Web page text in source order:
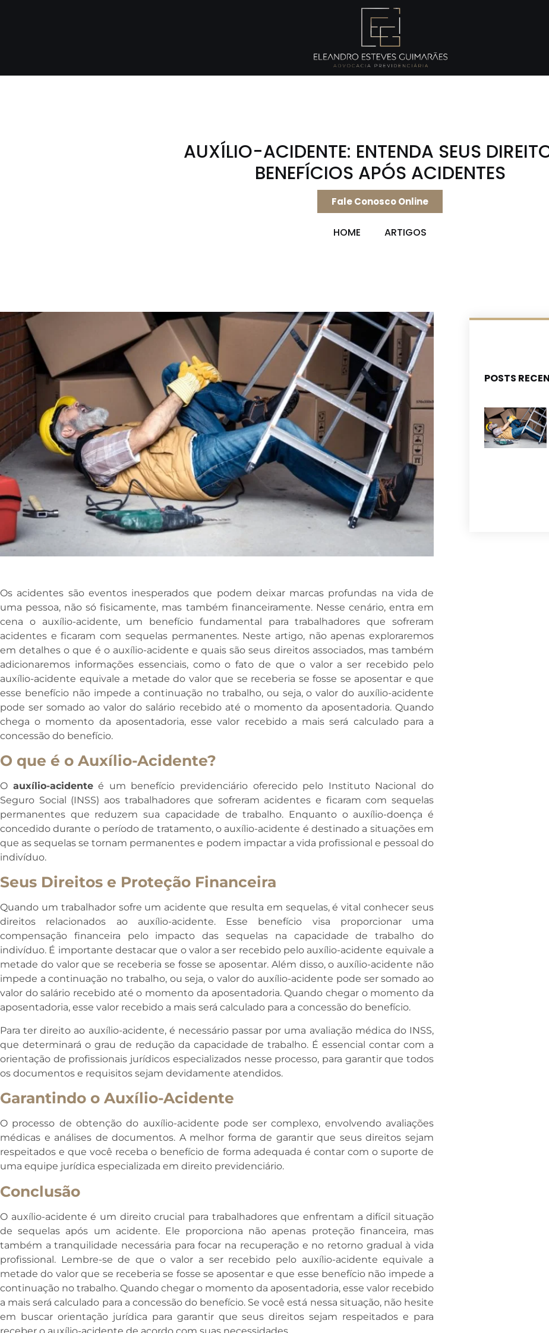
AUXÍLIO-ACIDENTE: ENTENDA SEUS
BENEFÍCIOS APÓS ACIDENTES
Fale Conosco Online
HOME ARTIGOS
Os acidentes são eventos inesperados que podem deixar marcas profundas na vida de
uma pessoa, não só fisicamente, mas também financeiramente. Nesse cenário, entra em
cena o auxílio-acidente, um benefício fundamental para trabalhadores que sofreram
acidentes e ficaram com sequelas permanentes. Neste artigo, não apenas exploraremos
em detalhes o que é o auxílio-acidente e quais são seus direitos associados, mas também
adicionaremos informações essenciais, como o fato de que o valor a ser recebido pelo
auxílio-acidente equivale a metade do valor que se receberia se fosse se aposentar e que
esse benefício não impede a continuação no trabalho, ou seja, o valor do auxílio-acidente
pode ser somado ao valor do salário recebido até o momento da aposentadoria. Quando
chega o momento da aposentadoria, esse valor recebido a mais será calculado para a
concessão do benefício.
O que é o Auxílio-Acidente?
O auxílio-acidenteé um benefício previdenciário oferecido pelo Instituto Nacional do
Seguro Social (INSS) aos trabalhadores que sofreram acidentes e ficaram com sequelas
permanentes que reduzem sua capacidade de trabalho. Enquanto o auxílio-doença é
concedido durante o período de tratamento, o auxílio-acidente é destinado a situações em
que as sequelas se tornam permanentes e podem impactar a vida profissional e pessoal do
indivíduo.
Seus Direitos e Proteção Financeira
Quando um trabalhador sofre um acidente que resulta em sequelas, é vital conhecer seus
direitos relacionados ao auxílio-acidente. Esse benefício visa proporcionar uma
compensação financeira pelo impacto das sequelas na capacidade de trabalho do
indivíduo. É importante destacar que o valor a ser recebido pelo auxílio-acidente equivale a
metade do valor que se receberia se fosse se aposentar. Além disso, o auxílio-acidente não
impede a continuação no trabalho, ou seja, o valor do auxílio-acidente pode ser somado ao
valor do salário recebido até o momento da aposentadoria. Quando chegar o momento da
aposentadoria, esse valor recebido a mais será calculado para a concessão do benefício.
Para ter direito ao auxílio-acidente, é necessário passar por uma avaliação médica do INSS,
que determinará o grau de redução da capacidade de trabalho. É essencial contar com a
orientação de profissionais jurídicos especializados nesse processo, para garantir que todos
os documentos e requisitos sejam devidamente atendidos.
Garantindo o Auxílio-Acidente
O processo de obtenção do auxílio-acidente pode ser complexo, envolvendo avaliações
médicas e análises de documentos. A melhor forma de garantir que seus direitos sejam
respeitados e que você receba o benefício de forma adequada é contar com o suporte de
uma equipe jurídica especializada em direito previdenciário.
Conclusão
O auxílio-acidente é um direito crucial para trabalhadores que enfrentam a difícil situação
de sequelas após um acidente. Ele proporciona não apenas proteção financeira, mas
também a tranquilidade necessária para focar na recuperação e no retorno gradual à vida
profissional. Lembre-se de que o valor a ser recebido pelo auxílio-acidente equivale a
metade do valor que se receberia se fosse se aposentar e que esse benefício não impede a
continuação no trabalho. Quando chegar o momento da aposentadoria, esse valor recebido
a mais será calculado para a concessão do benefício. Se você está nessa situação, não hesite
em buscar orientação jurídica para garantir que seus direitos sejam respeitados e para
receber o auxílio-acidente de acordo com suas necessidades.
POSTS